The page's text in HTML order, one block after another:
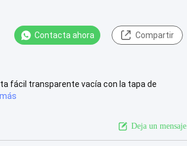
Contacta ahora Compartir
fácil transparente vacía con la tapa de
Deja un mensaje.